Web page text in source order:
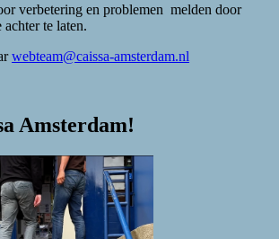
verbetering en problemen melden door
achter te laten.
webteam@caissa-amsterdam.nl
Amsterdam!